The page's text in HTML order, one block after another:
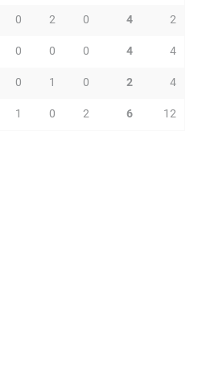
0 2 0 4 2
0 0 0 4 4
0 1 0 2 4
1 0 2 6 12